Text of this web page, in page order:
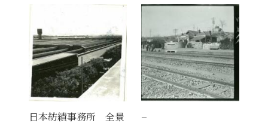
日本紡績事務所 全景 −